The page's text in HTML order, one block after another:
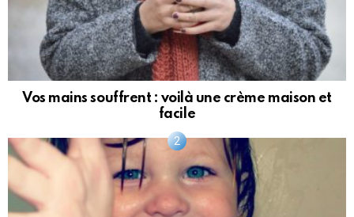
Vos mains souffrent : voilà une crème maison et
facile